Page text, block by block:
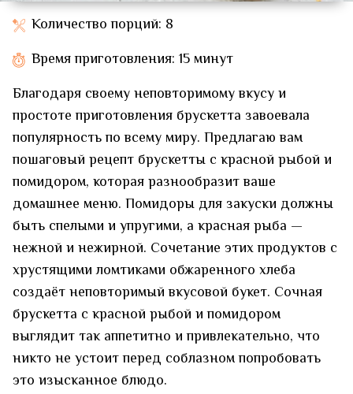
Количество порций: 8
Время приготовления: 15 минут
Благодаря своему неповторимому вкусу и
простоте приготовления брускетта завоевала
популярность по всему миру. Предлагаю вам
пошаговый рецепт брускетты с красной рыбой и
помидором, которая разнообразит ваше
домашнее меню. Помидоры для закуски должны
быть спелыми и упругими, а красная рыба —
нежной и нежирной. Сочетание этих продуктов с
хрустящими ломтиками обжаренного хлеба
создаёт неповторимый вкусовой букет. Сочная
брускетта с красной рыбой и помидором
выглядит так аппетитно и привлекательно, что
никто не устоит перед соблазном попробовать
это изысканное блюдо.